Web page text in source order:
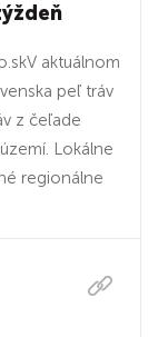
aktuálnom
peľ tráv
z čeľade
Lokálne
regionálne